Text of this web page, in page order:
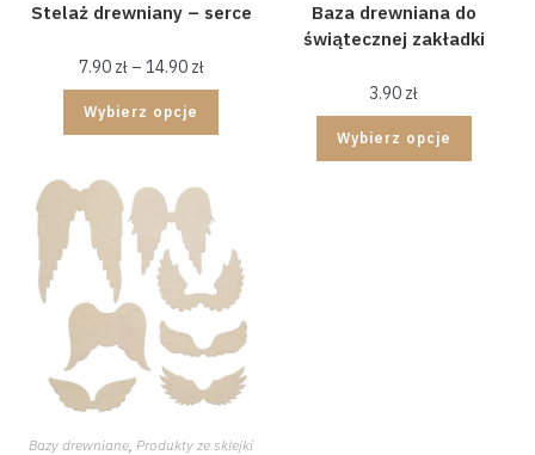
Stelaż drewniany – serce
7.90 zł – 14.90 zł
Wybierz opcje
Baza drewniana do
świątecznej zakładki
3.90 zł
Wybierz opcje
Bazy drewniane Produkty ze sklejki